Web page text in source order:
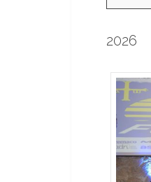
2026